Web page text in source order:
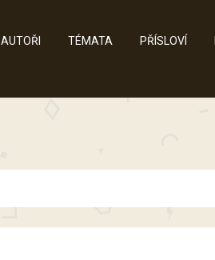
AUTOŘI TÉMATA PŘÍSLOVÍ